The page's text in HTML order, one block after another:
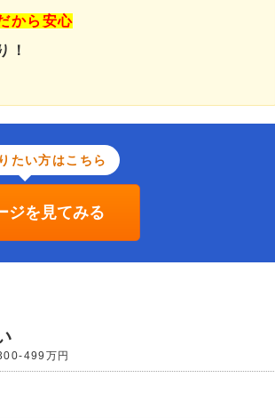
から安心
！
たい方はこちら
ジを見てみる
499万円